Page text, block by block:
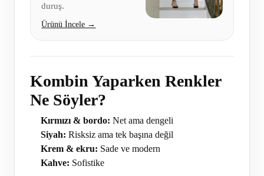
duruş.
Ürünü İncele →
Kombin Yaparken Renkler
Ne Söyler?
Kırmızı & bordo: Net ama dengeli
Siyah: Risksiz ama tek başına değil
Krem & ekru: Sade ve modern
Kahve: Sofistike